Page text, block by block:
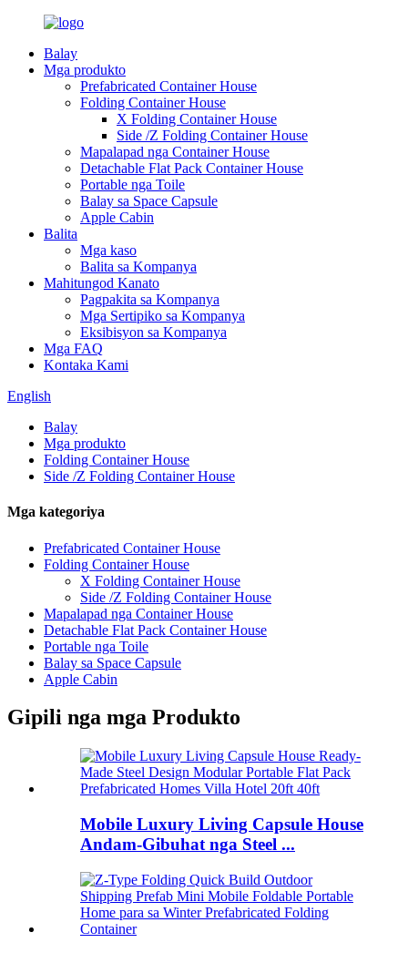
Balay
Mga produkto
Prefabricated Container House
Folding Container House
X Folding Container House
Side /Z Folding Container House
Mapalapad nga Container House
Detachable Flat Pack Container House
Portable nga Toile
Balay sa Space Capsule
Apple Cabin
Balita
Mga kaso
Balita sa Kompanya
Mahitungod Kanato
Pagpakita sa Kompanya
Mga Sertipiko sa Kompanya
Eksibisyon sa Kompanya
Mga FAQ
Kontaka Kami
English
Balay
Mga produkto
Folding Container House
Side /Z Folding Container House
Mga kategoriya
Prefabricated Container House
Folding Container House
X Folding Container House
Side /Z Folding Container House
Mapalapad nga Container House
Detachable Flat Pack Container House
Portable nga Toile
Balay sa Space Capsule
Apple Cabin
Gipili nga mga Produkto
Mobile Luxury Living Capsule House
Andam-Gibuhat nga Steel ...